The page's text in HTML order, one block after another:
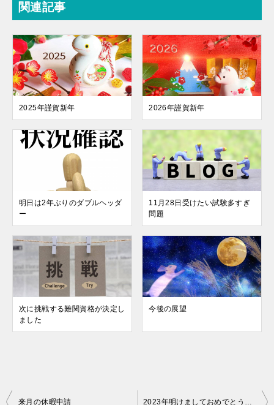
関連記事
2025年謹賀新年 2026年謹賀新年
明日は2年ぶりのダブルヘッダ
ー
11月28日受けたい試験多すぎ
問題
次に挑戦する難関資格が決定し
ました
今後の展望
投
来月の休暇申請 2023年明けましておめでとうございます。